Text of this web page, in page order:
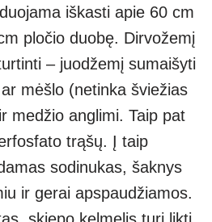
iškasti apie 60 cm
pločio duobę. Dirvožemį
– juodžemį sumaišyti
mėšlo (netinka šviežias
medžio anglimi. Taip pat
trąšų. Į taip
sodinukas, šaknys
ir gerai apspaudžiamos.